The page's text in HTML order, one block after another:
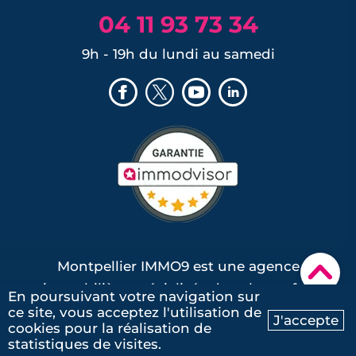
Ma recherche Contactez-nous
▾
04 11 93 73 34
9h - 19h du lundi au samedi
Montpellier IMMO9 est une agence
immobilière spécialisée dans le neuf et
dans la promotion immobilière.
Nos conseillers locaux vous accompagnent
En poursuivant votre navigation sur
ce site, vous acceptez l'utilisation de
cookies pour la réalisation de
statistiques de visites.
J'accepte